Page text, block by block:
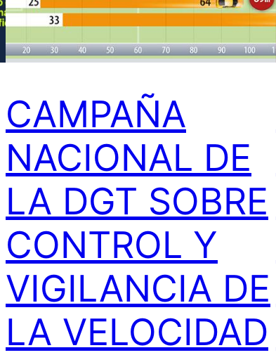
CAMPAÑA
NACIONAL DE
LA DGT SOBRE
CONTROL Y
VIGILANCIA DE
LA VELOCIDAD